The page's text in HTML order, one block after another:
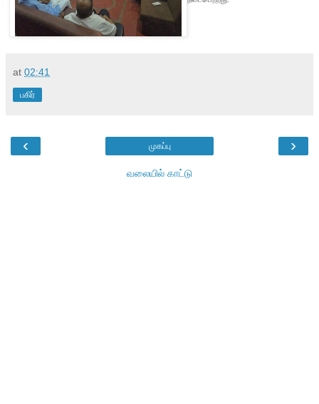
at 02:41
பகிர்
‹ ›
முகப்பு
வலையில் காட்டு